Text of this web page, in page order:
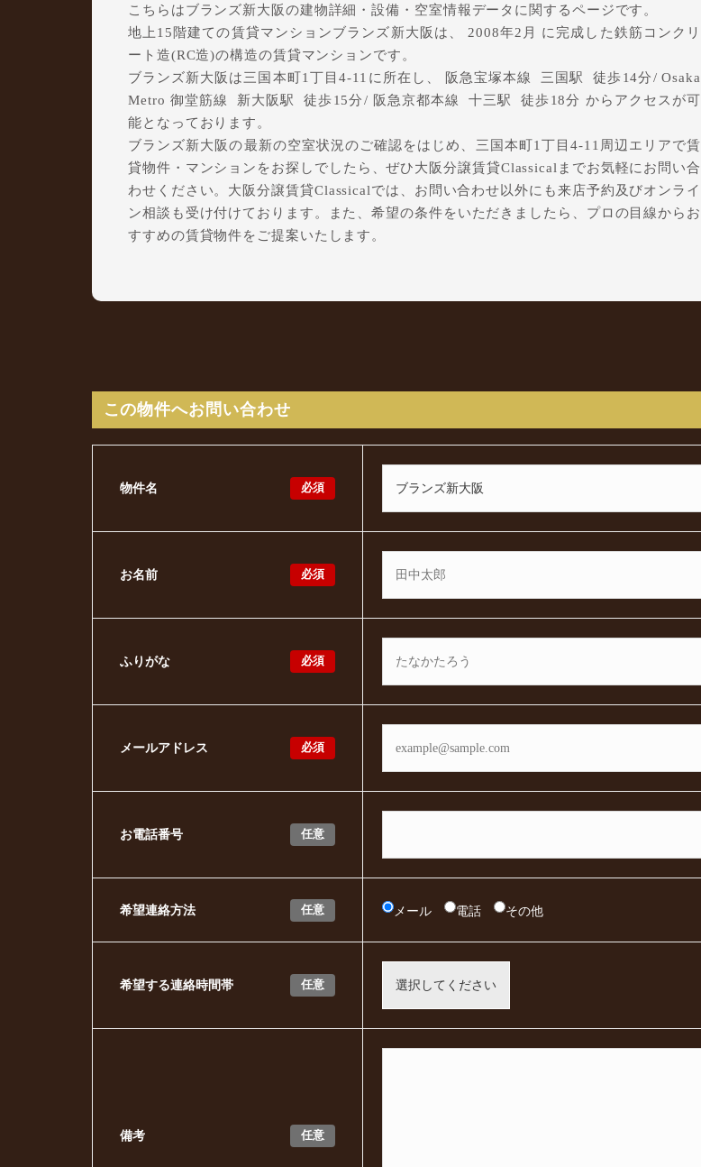
こちらはブランズ新大阪の建物詳細・設備・空室情報データに関するページです。
地上15階建ての賃貸マンションブランズ新大阪は、 2008年2月 に完成した鉄筋コンクリ
ート造(RC造)の構造の賃貸マンションです。
ブランズ新大阪は三国本町1丁目4-11に所在し、 阪急宝塚本線 三国駅 徒歩14分/ Osaka
Metro 御堂筋線 新大阪駅 徒歩15分/ 阪急京都本線 十三駅 徒歩18分 からアクセスが可
能となっております。
ブランズ新大阪の最新の空室状況のご確認をはじめ、三国本町1丁目4-11周辺エリアで賃
貸物件・マンションをお探しでしたら、ぜひ大阪分譲賃貸Classicalまでお気軽にお問い合
わせください。大阪分譲賃貸Classicalでは、お問い合わせ以外にも来店予約及びオンライ
ン相談も受け付けております。また、希望の条件をいただきましたら、プロの目線からお
すすめの賃貸物件をご提案いたします。
この物件へお問い合わせ
必須
物件名
必須
お名前
必須
ふりがな
必須
メールアドレス
任意
お電話番号
任意
希望連絡方法 メール 電話 その他
任意
希望する連絡時間帯
任意
備考